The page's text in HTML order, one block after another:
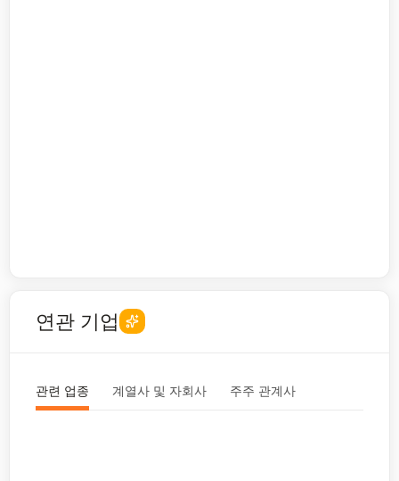
연관 기업
관련 업종 계열사 및 자회사 주주 관계사